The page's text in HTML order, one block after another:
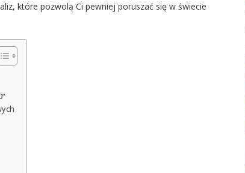
które pozwolą Ci pewniej poruszać się w świecie